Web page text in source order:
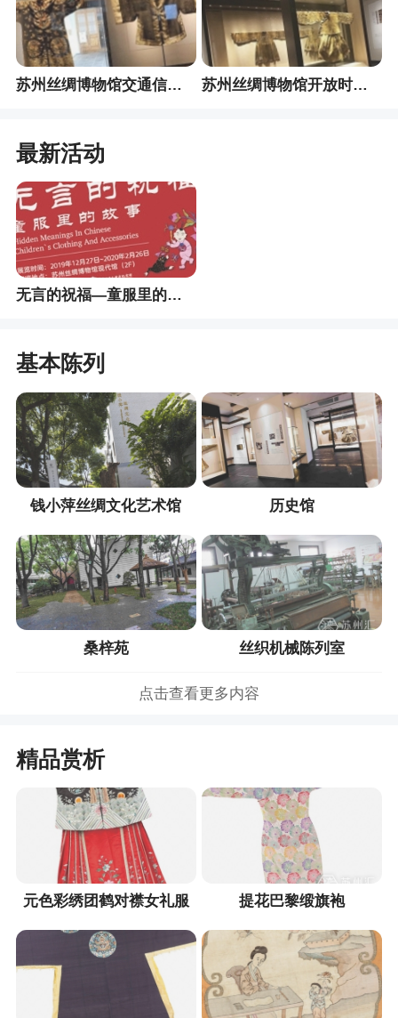
苏州丝绸博物馆交通信息指南 苏州丝绸博物馆开放时间一览
最新活动
无言的祝福—童服里的故事
基本陈列
钱小萍丝绸文化艺术馆 历史馆
桑梓苑 丝织机械陈列室
点击查看更多内容
精品赏析
元色彩绣团鹤对襟女礼服 提花巴黎缎旗袍